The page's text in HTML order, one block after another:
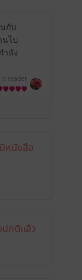
กับ
นไป
ำลัง
reader
หนังสือ
ปกติแล้ว